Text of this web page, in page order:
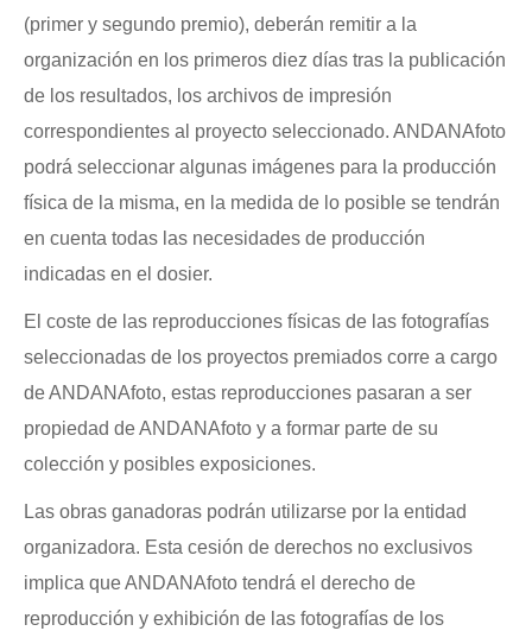
(primer y segundo premio), deberán remitir a la
organización en los primeros diez días tras la publicación
de los resultados, los archivos de impresión
correspondientes al proyecto seleccionado. ANDANAfoto
podrá seleccionar algunas imágenes para la producción
física de la misma, en la medida de lo posible se tendrán
en cuenta todas las necesidades de producción
indicadas en el dosier.
El coste de las reproducciones físicas de las fotografías
seleccionadas de los proyectos premiados corre a cargo
de ANDANAfoto, estas reproducciones pasaran a ser
propiedad de ANDANAfoto y a formar parte de su
colección y posibles exposiciones.
Las obras ganadoras podrán utilizarse por la entidad
organizadora. Esta cesión de derechos no exclusivos
implica que ANDANAfoto tendrá el derecho de
reproducción y exhibición de las fotografías de los